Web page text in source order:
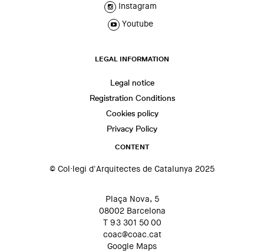
Instagram
Youtube
LEGAL INFORMATION
Legal notice
Registration Conditions
Cookies policy
Privacy Policy
CONTENT
© Col·legi d'Arquitectes de Catalunya 2025
Plaça Nova, 5
08002 Barcelona
T 93 301 50 00
coac@coac.cat
Google Maps